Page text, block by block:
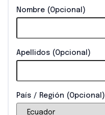
Nombre (opcional)
Apellidos (opcional)
País / Región (opcional)